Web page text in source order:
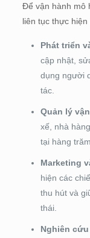
Để vận hành mô
liên tục thực
Phát triển
cập nhật,
dụng người
tác.
Quản lý
xế, nhà
tại hàng
Marketing
hiện các
thu hút và
thái.
Nghiên cứu